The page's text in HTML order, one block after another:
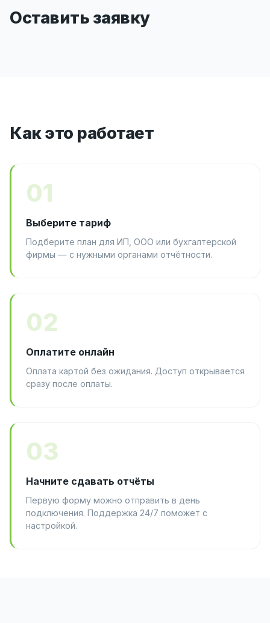
Оставить заявку
Как это работает
01
Выберите тариф
Подберите план для ИП, ООО или бухгалтерской
фирмы — с нужными органами отчётности.
02
Оплатите онлайн
Оплата картой без ожидания. Доступ открывается
сразу после оплаты.
03
Начните сдавать отчёты
Первую форму можно отправить в день
подключения. Поддержка 24/7 поможет с
настройкой.